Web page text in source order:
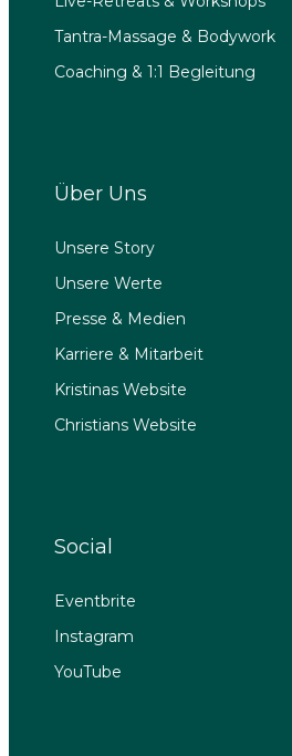
Tantra-Massage & Bodywork
Coaching & 1:1 Begleitung
Über Uns
Unsere Story
Unsere Werte
Presse & Medien
Karriere & Mitarbeit
Kristinas Website
Christians Website
Social
Eventbrite
Instagram
YouTube